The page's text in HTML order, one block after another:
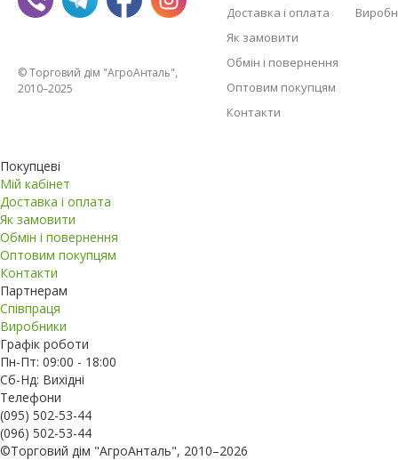
© Торговий дім "АгроАнталь",
2010–2025
Доставка і оплата
Як замовити
Обмін і повернення
Оптовим покупцям
Контакти
Покупцеві
Мій кабінет
Доставка і оплата
Як замовити
Обмін і повернення
Оптовим покупцям
Контакти
Партнерам
Співпраця
Виробники
Графік роботи
Пн-Пт: 09:00 - 18:00
Сб-Нд: Вихідні
Телефони
(095) 502-53-44
(096) 502-53-44
©Торговий дім "АгроАнталь", 2010–2026